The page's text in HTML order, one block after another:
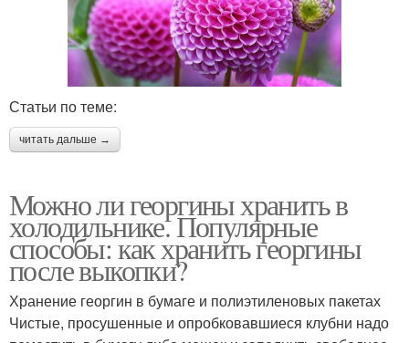
Статьи по теме:
читать дальше →
Можно ли георгины хранить в
холодильнике. Популярные
способы: как хранить георгины
после выкопки?
Хранение георгин в бумаге и полиэтиленовых пакетах
Чистые, просушенные и опробковавшиеся клубни надо